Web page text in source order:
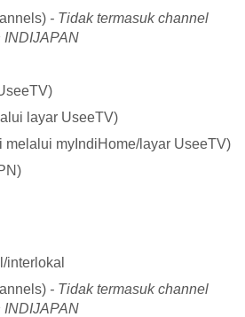
- Tidak termasuk channel
INDIJAPAN
layar UseeTV)
myIndiHome/layar UseeTV)
interlokal
- Tidak termasuk channel
INDIJAPAN